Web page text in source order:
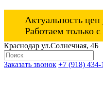
Актуальность
Работаем только
Краснодар ул.Солнечная, 4Б
Заказать звонок +7 (918) 434-